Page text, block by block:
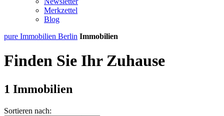
Merkzettel
Blog
pure Immobilien Berlin Immobilien
Finden Sie Ihr Zuhause
1 Immobilien
Sortieren nach: